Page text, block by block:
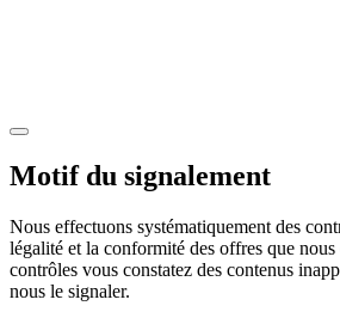
Motif du signalement
Nous effectuons systématiquement des
légalité et la conformité des offres que
contrôles vous constatez des contenus
nous le signaler.